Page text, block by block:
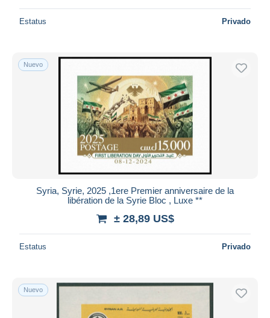
Estatus Privado
Nuevo
Syria, Syrie, 2025 ,1ere Premier anniversaire de la
libération de la Syrie Bloc , Luxe **
± 28,89 US$
Estatus Privado
Nuevo